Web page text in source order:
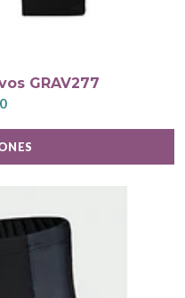
GRAV277